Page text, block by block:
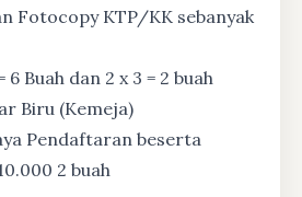
Fotocopy KTP/KK sebanyak
6 Buah dan 2 x 3 = 2 buah
Biru (Kemeja)
Pendaftaran beserta
2 buah